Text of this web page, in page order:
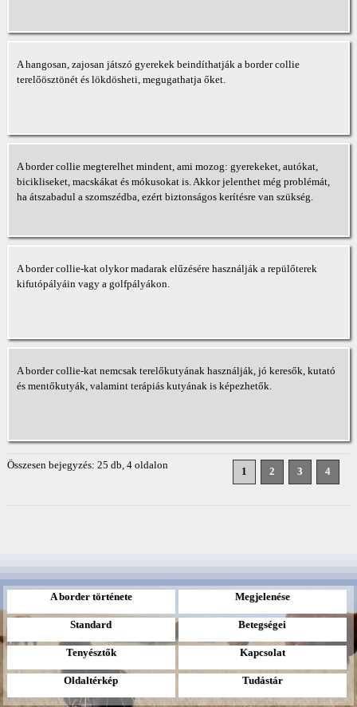
A hangosan, zajosan játszó gyerekek beindíthatják a border collie
terelőösztönét és lökdösheti, megugathatja őket.
A border collie megterelhet mindent, ami mozog: gyerekeket, autókat,
bicikliseket, macskákat és mókusokat is. Akkor jelenthet még problémát,
ha átszabadul a szomszédba, ezért biztonságos kerítésre van szükség.
A border collie-kat olykor madarak elűzésére használják a repülőterek
kifutópályáin vagy a golfpályákon.
A border collie-kat nemcsak terelőkutyának használják, jó keresők, kutató
és mentőkutyák, valamint terápiás kutyának is képezhetők.
Összesen bejegyzés: 25 db, 4 oldalon
1 2 3 4
A border története Megjelenése
Standard Betegségei
Tenyésztők Kapcsolat
Oldaltérkép Tudástár